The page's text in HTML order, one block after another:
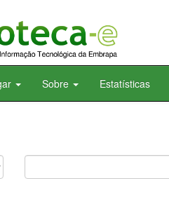
Sobre Estatísticas